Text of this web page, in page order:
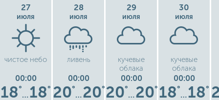
27
июля
чистое небо
00:00
18°
…18°
28
июля
ливень
00:00
20°
…20°
29
июля
кучевые
облака
00:00
20°
…20°
30
июля
кучевые
облака
00:00
18°
…18°